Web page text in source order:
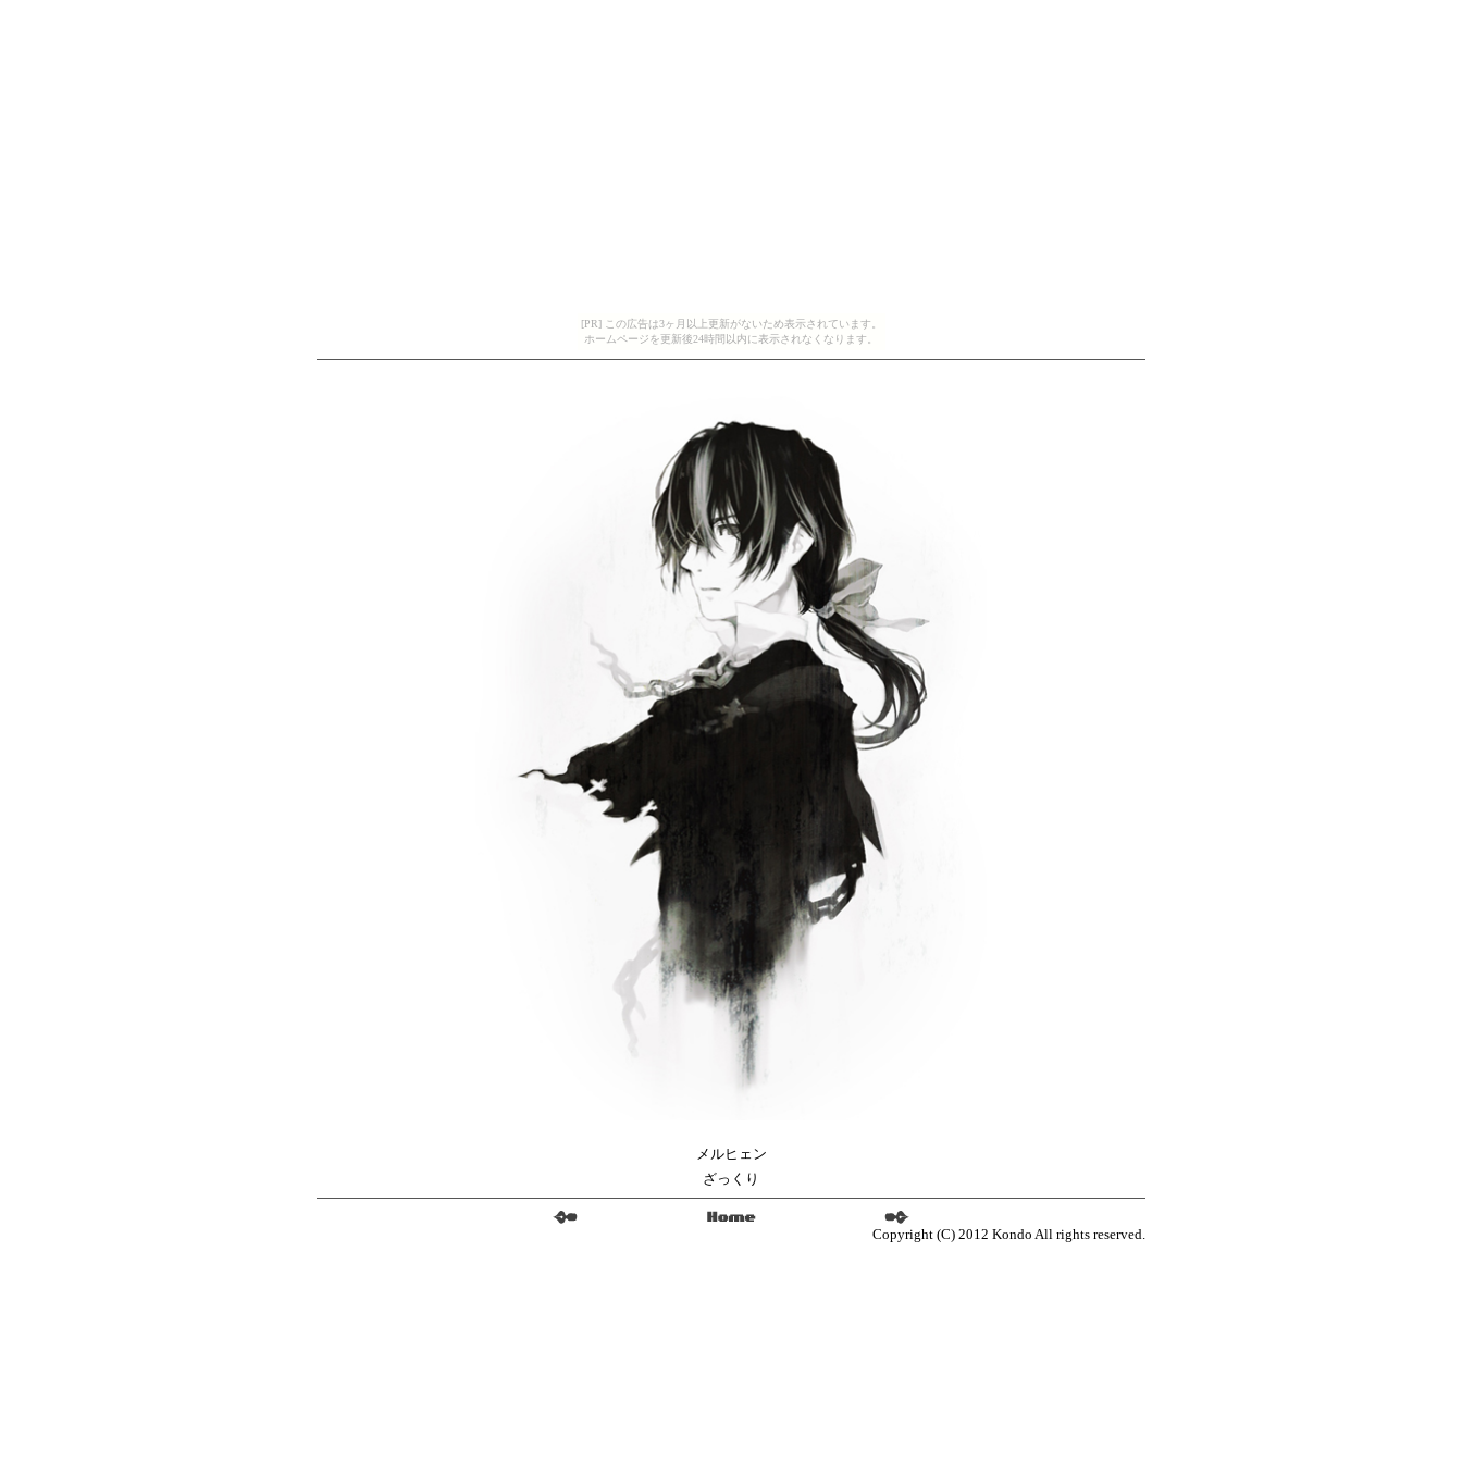
[PR] この広告は3ヶ月以上更新がないため表示されています。
ホームページを更新後24時間以内に表示されなくなります。
メルヒェン
ざっくり
Copyright (C) 2012 Kondo All rights reserved.